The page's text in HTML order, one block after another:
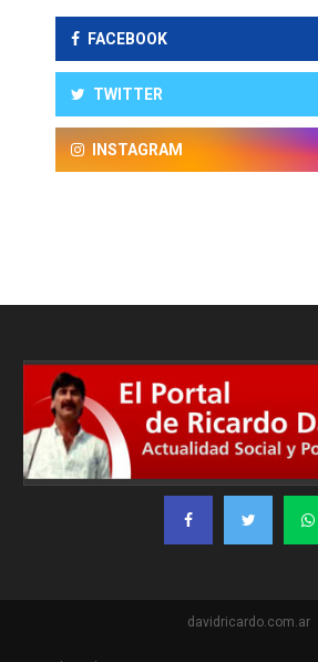
FACEBOOK
TWITTER
INSTAGRAM
davidricardo.com.ar